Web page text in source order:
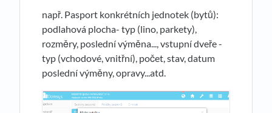
např. Pasport konkrétních jednotek (bytů):
podlahová plocha- typ (lino, parkety),
rozměry, poslední výměna..., vstupní dveře -
typ (vchodové, vnitřní), počet, stav, datum
poslední výměny, opravy...atd.